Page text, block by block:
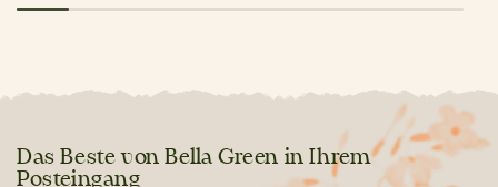
Das Beste von Bella Green in Ihrem
Posteingang